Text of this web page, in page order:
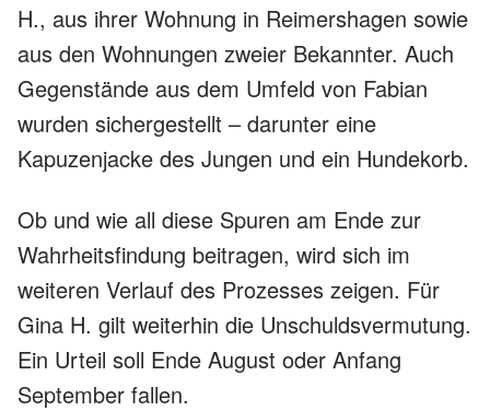
H., aus ihrer Wohnung in Reimershagen sowie
aus den Wohnungen zweier Bekannter. Auch
Gegenstände aus dem Umfeld von Fabian
wurden sichergestellt – darunter eine
Kapuzenjacke des Jungen und ein Hundekorb.
Ob und wie all diese Spuren am Ende zur
Wahrheitsfindung beitragen, wird sich im
weiteren Verlauf des Prozesses zeigen. Für
Gina H. gilt weiterhin die Unschuldsvermutung.
Ein Urteil soll Ende August oder Anfang
September fallen.